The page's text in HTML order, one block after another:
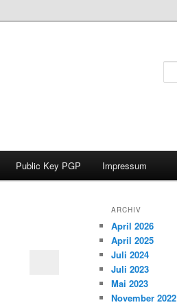
Public Key PGP Impressum
ARCHIV
April 2026
April 2025
Juli 2024
Juli 2023
Mai 2023
November 2022